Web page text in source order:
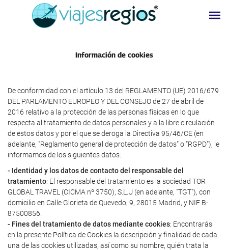
Información de cookies
De conformidad con el artículo 13 del REGLAMENTO (UE) 2016/679
DEL PARLAMENTO EUROPEO Y DEL CONSEJO de 27 de abril de
2016 relativo a la protección de las personas físicas en lo que
respecta al tratamiento de datos personales y a la libre circulación
de estos datos y por el que se deroga la Directiva 95/46/CE (en
adelante, "Reglamento general de protección de datos" o "RGPD"), le
informamos de los siguientes datos:
- Identidad y los datos de contacto del responsable del
tratamiento: El responsable del tratamiento es la sociedad TOR
GLOBAL TRAVEL (CICMA nº 3750), S.L.U (en adelante, "TGT"), con
domicilio en Calle Glorieta de Quevedo, 9, 28015 Madrid, y NIF B-
87500856.
- Fines del tratamiento de datos mediante cookies: Encontrarás
en la presente Política de Cookies la descripción y finalidad de cada
una de las cookies utilizadas, así como su nombre, quién trata la